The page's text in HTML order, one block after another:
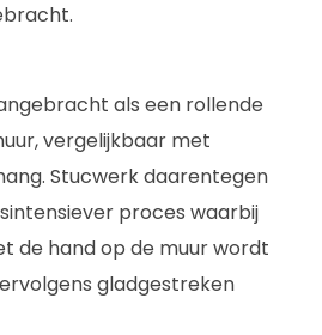
als een rollende
vergelijkbaar met
Stucwerk daarentegen
proces waarbij
de hand op de muur wordt
gladgestreken